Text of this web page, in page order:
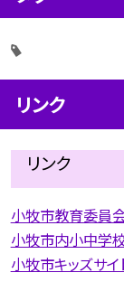
リンク
リンク
小牧市教育委員
小牧市内小中学
小牧市キッズサイ